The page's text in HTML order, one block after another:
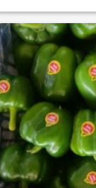
افزودن
به
علاقه
مندی
ها